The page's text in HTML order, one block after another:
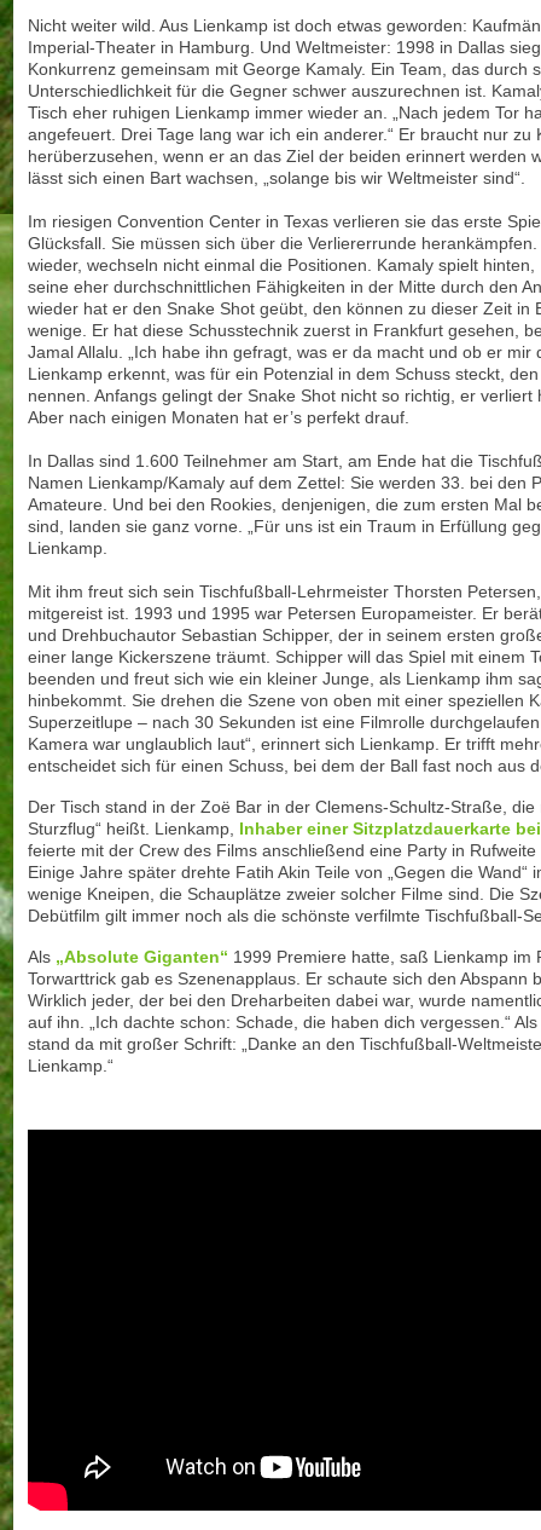
Nicht weiter wild. Aus Lienkamp ist doch etwas geworden:
Imperial-Theater in Hamburg. Und Weltmeister: 1998 in Dallas
Konkurrenz gemeinsam mit George Kamaly. Ein Team, das durch
Unterschiedlichkeit für die Gegner schwer auszurechnen ist.
Tisch eher ruhigen Lienkamp immer wieder an. „Nach jedem Tor
angefeuert. Drei Tage lang war ich ein anderer.“ Er braucht nur zu
herüberzusehen, wenn er an das Ziel der beiden erinnert werden
lässt sich einen Bart wachsen, „solange bis wir Weltmeister sind“.
Im riesigen Convention Center in Texas verlieren sie das erste
Glücksfall. Sie müssen sich über die Verliererrunde
wieder, wechseln nicht einmal die Positionen. Kamaly spielt
seine eher durchschnittlichen Fähigkeiten in der Mitte durch den
wieder hat er den Snake Shot geübt, den können zu dieser Zeit in
wenige. Er hat diese Schusstechnik zuerst in Frankfurt gesehen,
Jamal Allalu. „Ich habe ihn gefragt, was er da macht und ob er mir
Lienkamp erkennt, was für ein Potenzial in dem Schuss steckt,
nennen. Anfangs gelingt der Snake Shot nicht so richtig, er verliert
Aber nach einigen Monaten hat er’s perfekt drauf.
In Dallas sind 1.600 Teilnehmer am Start, am Ende hat die
Namen Lienkamp/Kamaly auf dem Zettel: Sie werden 33. bei den
Amateure. Und bei den Rookies, denjenigen, die zum ersten Mal
sind, landen sie ganz vorne. „Für uns ist ein Traum in Erfüllung
Lienkamp.
Mit ihm freut sich sein Tischfußball-Lehrmeister Thorsten
mitgereist ist. 1993 und 1995 war Petersen Europameister. Er
und Drehbuchautor Sebastian Schipper, der in seinem ersten
einer lange Kickerszene träumt. Schipper will das Spiel mit einem
beenden und freut sich wie ein kleiner Junge, als Lienkamp ihm
hinbekommt. Sie drehen die Szene von oben mit einer speziellen
Superzeitlupe – nach 30 Sekunden ist eine Filmrolle
Kamera war unglaublich laut“, erinnert sich Lienkamp. Er trifft
entscheidet sich für einen Schuss, bei dem der Ball fast noch aus
Der Tisch stand in der Zoë Bar in der Clemens-Schultz-Straße, die
Sturzflug“ heißt. Lienkamp, Inhaber einer Sitzplatzdauerkarte
feierte mit der Crew des Films anschließend eine Party in
Einige Jahre später drehte Fatih Akin Teile von „Gegen die Wand“
wenige Kneipen, die Schauplätze zweier solcher Filme sind. Die
Debütfilm gilt immer noch als die schönste verfilmte Tischfußball-
Als „Absolute Giganten“ 1999 Premiere hatte, saß Lienkamp im
Torwarttrick gab es Szenenapplaus. Er schaute sich den Abspann
Wirklich jeder, der bei den Dreharbeiten dabei war, wurde
auf ihn. „Ich dachte schon: Schade, die haben dich vergessen.“
stand da mit großer Schrift: „Danke an den Tischfußball-
Lienkamp.“